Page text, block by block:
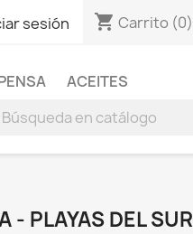
sesión shopping_cart Carrito (0)
ACEITES
- PLAYAS DEL SUR